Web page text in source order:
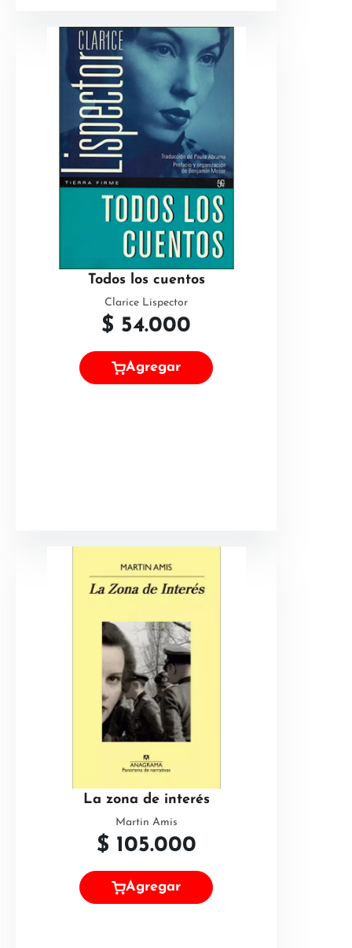
Todos los cuentos
Clarice Lispector
$ 54.000
Agregar
La zona de interés
Martin Amis
$ 105.000
Agregar